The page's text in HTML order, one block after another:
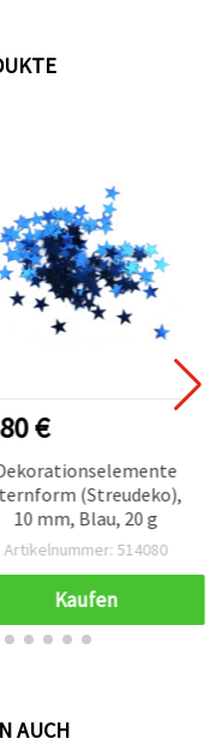
€
(Streudeko),
10 mm, Blau, 20 g
Artikelnummer: 514080
Kaufen
AUCH